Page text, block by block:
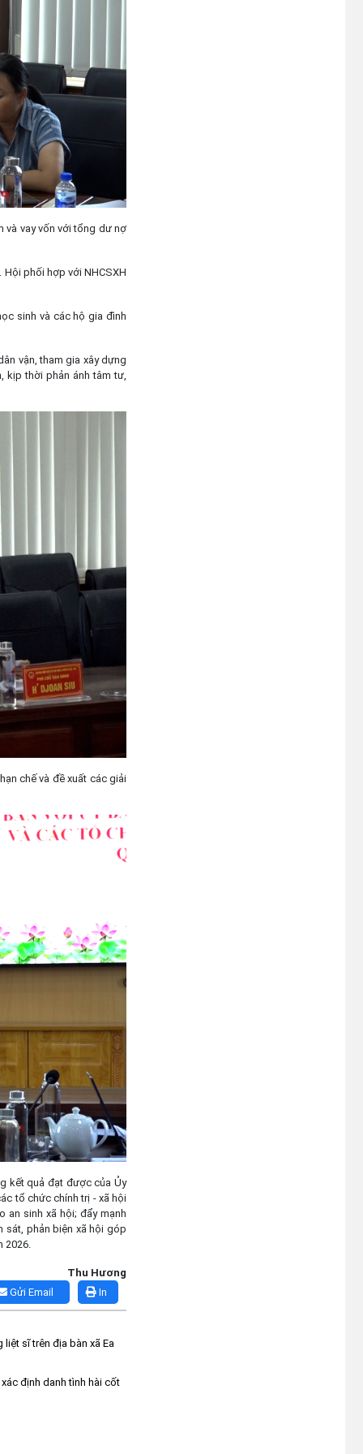
và vay vốn với tổng dư nợ
phối hợp với NHCSXH
sinh và các hộ gia đình
vận, tham gia xây dựng
kịp thời phản ánh tâm tư,
chế và đề xuất các giải
kết quả đạt được của Ủy
tổ chức chính trị - xã hội
an sinh xã hội; đẩy mạnh
sát, phản biện xã hội góp
2026.
Thu Hương
In
Gửi Email
sĩ trên địa bàn xã Ea
định danh tình hài cốt